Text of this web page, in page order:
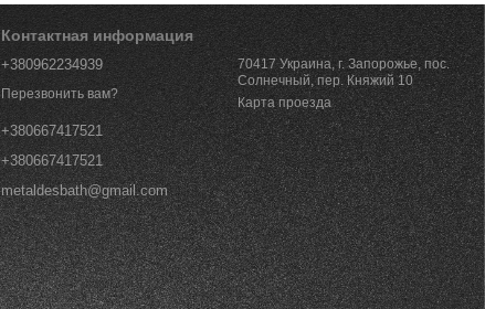
Контактная информация
+380962234939
Перезвонить вам?
+380667417521
+380667417521
metaldesbath@gmail.com
70417 Украина, г. Запорожье, пос.
Солнечный, пер. Княжий 10
Карта проезда